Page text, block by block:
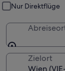
Nur Direktflüge
Zielort
Wien